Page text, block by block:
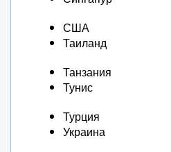
США
Таиланд
Танзания
Тунис
Турция
Украина